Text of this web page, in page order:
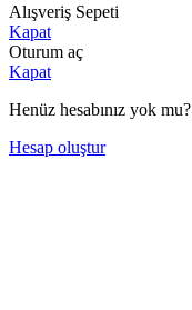
Alışveriş Sepeti
Kapat
Oturum aç
Kapat
Henüz hesabınız yok mu?
Hesap oluştur